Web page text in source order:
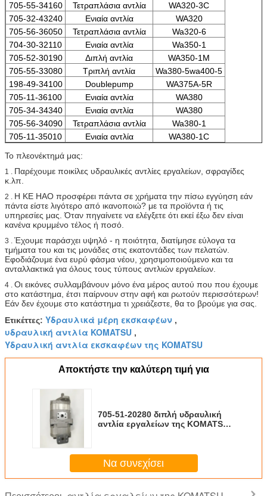
705-55-34160
Τετραπλάσια αντλία
WA320-3C
705-32-43240
Ενιαία αντλία
WA320
705-56-36050
Τετραπλάσια αντλία
Wa320-6
704-30-32110
Ενιαία αντλία
Wa350-1
705-52-30190
Διπλή αντλία
WA350-1M
705-55-33080
Τριπλή αντλία
Wa380-5wa400-5
198-49-34100
Doublepump
WA375A-5R
705-11-36100
Ενιαία αντλία
WA380
705-34-34340
Ενιαία αντλία
WA380
705-56-34090
Τετραπλάσια αντλία
Wa380-1
705-11-35010
Ενιαία αντλία
WA380-1C
Το πλεονέκτημά μας:
1 . Παρέχουμε ποικίλες υδραυλικές αντλίες εργαλείων, σφραγίδες
κ.λπ.
2 . Η KE HAO προσφέρει πάντα σε χρήματα την πίσω εγγύηση εάν
πάντα είστε λιγότερο από ικανοποιώ? με τα προϊόντα ή τις
υπηρεσίες μας. Όταν πηγαίνετε να ελέγξετε ότι εκεί έξω δεν είναι
κανένα κρυμμένο τέλος ή ποσό.
3 . Έχουμε παράσχει υψηλό - η ποιότητα, διατίμησε εύλογα τα
τμήματα του και τις μονάδες στις εκατοντάδες των πελατών.
Εφοδιάζουμε ένα ευρύ φάσμα νέου, χρησιμοποιούμενο και τα
ανταλλακτικά για όλους τους τύπους αντλιών εργαλείων.
4 . Οι εικόνες συλλαμβάνουν μόνο ένα μέρος αυτού που που έχουμε
στο κατάστημα, έτσι παίρνουν στην αφή και ρωτούν περισσότερων!
Εάν δεν έχουμε στο κατάστημα τι χρειάζεστε, θα το βρούμε για σας.
Ετικέττες: Υδραυλικά μέρη εκσκαφέων ,
υδραυλική αντλία KOMATSU ,
Υδραυλική αντλία εκσκαφέων της KOMATSU
Αποκτήστε την καλύτερη τιμή για
705-51-20280 διπλή υδραυλική
αντλία εργαλείων της KOMATSU
Να συνεχίσει